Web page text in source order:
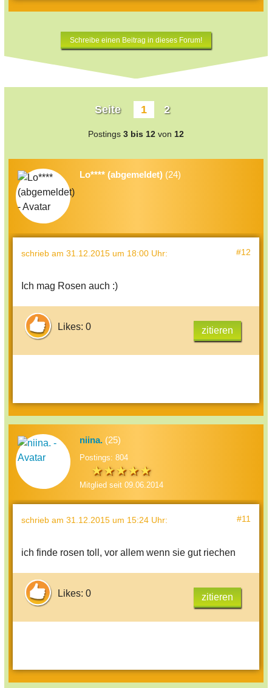
Schreibe einen Beitrag in dieses Forum!
Seite 1 2
Postings 3 bis 12 von 12
Lo**** (abgemeldet) (24)
schrieb am 31.12.2015 um 18:00 Uhr: #12
Ich mag Rosen auch :)
Likes: 0 zitieren
niina. (25)
Postings: 804
Mitglied seit 09.06.2014
schrieb am 31.12.2015 um 15:24 Uhr: #11
ich finde rosen toll, vor allem wenn sie gut riechen
Likes: 0 zitieren